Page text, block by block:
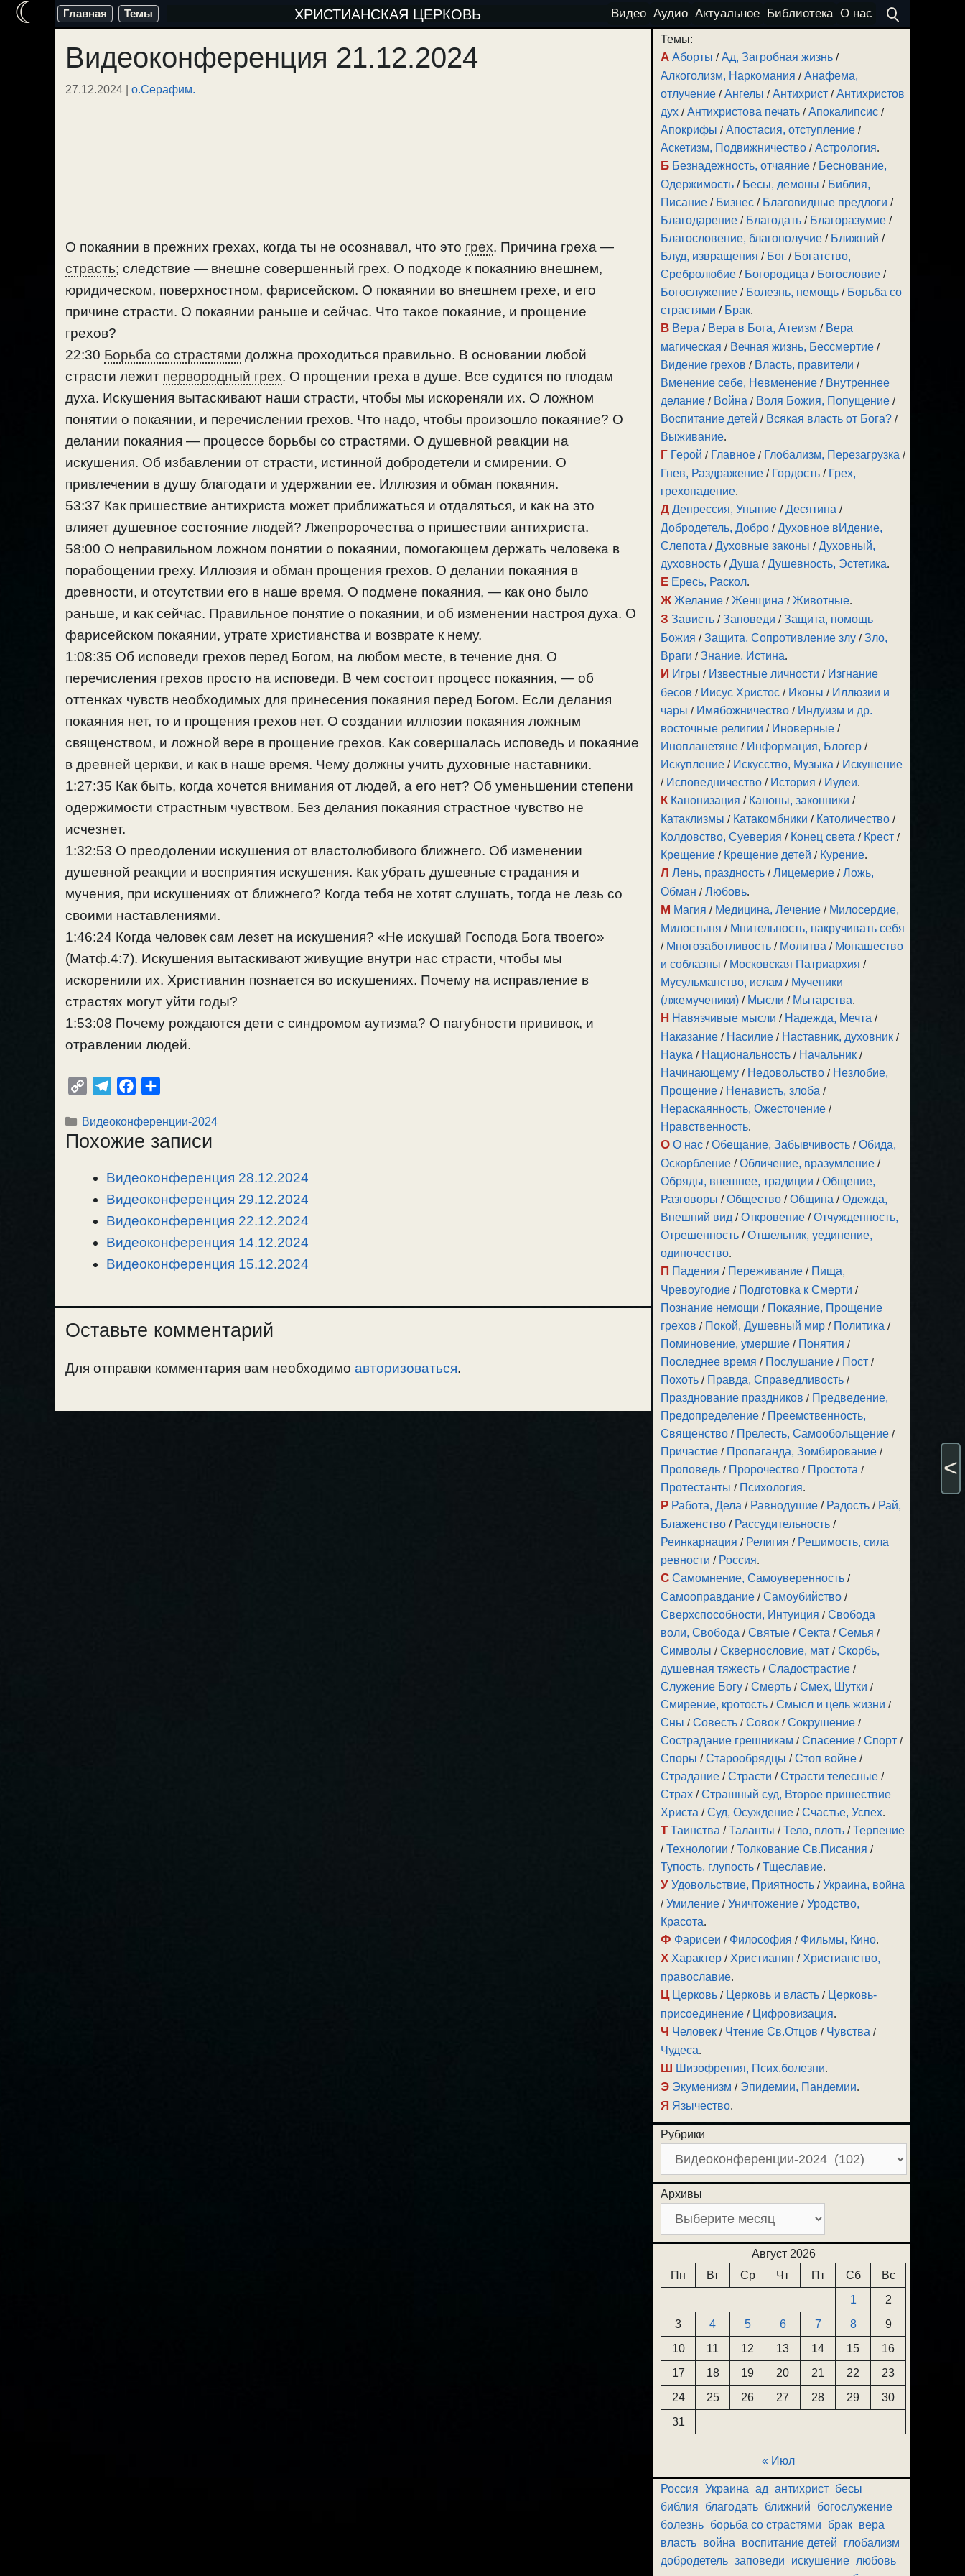
Перейти
содержимому
Главная Темы ХРИСТИАНСКАЯ ЦЕРКОВЬ Видео Аудио Актуальное Библиотека О нас
Видеоконференция 21.12.2024
27.12.2024 | о.Серафим.
О покаянии в прежних грехах, когда ты не осознавал, что это грех. Причина греха —
страсть; следствие — внешне совершенный грех. О подходе к покаянию внешнем,
юридическом, поверхностном, фарисейском. О покаянии во внешнем грехе, и его
причине страсти. О покаянии раньше и сейчас. Что такое покаяние, и прощение
грехов?
22:30 Борьба со страстями должна проходиться правильно. В основании любой
страсти лежит первородный грех. О прощении греха в душе. Все судится по плодам
духа. Искушения вытаскивают наши страсти, чтобы мы искореняли их. О ложном
понятии о покаянии, и перечислении грехов. Что надо, чтобы произошло покаяние? О
делании покаяния — процессе борьбы со страстями. О душевной реакции на
искушения. Об избавлении от страсти, истинной добродетели и смирении. О
привлечении в душу благодати и удержании ее. Иллюзия и обман покаяния.
53:37 Как пришествие антихриста может приближаться и отдаляться, и как на это
влияет душевное состояние людей? Лжепророчества о пришествии антихриста.
58:00 О неправильном ложном понятии о покаянии, помогающем держать человека в
порабощении греху. Иллюзия и обман прощения грехов. О делании покаяния в
древности, и отсутствии его в наше время. О подмене покаяния, — как оно было
раньше, и как сейчас. Правильное понятие о покаянии, и об изменении настроя духа. О
фарисейском покаянии, утрате христианства и возврате к нему.
1:08:35 Об исповеди грехов перед Богом, на любом месте, в течение дня. О
перечисления грехов просто на исповеди. В чем состоит процесс покаяния, — об
оттенках чувств необходимых для принесения покаяния перед Богом. Если делания
покаяния нет, то и прощения грехов нет. О создании иллюзии покаяния ложным
священством, и ложной вере в прощение грехов. Как совершалась исповедь и покаяние
в древней церкви, и как в наше время. Чему должны учить духовные наставники.
1:27:35 Как быть, когда хочется внимания от людей, а его нет? Об уменьшении степени
одержимости страстным чувством. Без делания покаяния страстное чувство не
исчезнет.
1:32:53 О преодолении искушения от властолюбивого ближнего. Об изменении
душевной реакции и восприятия искушения. Как убрать душевные страдания и
мучения, при искушениях от ближнего? Когда тебя не хотят слушать, тогда не лезь со
своими наставлениями.
1:46:24 Когда человек сам лезет на искушения? «Не искушай Господа Бога твоего»
(Матф.4:7). Искушения вытаскивают живущие внутри нас страсти, чтобы мы
искоренили их. Христианин познается во искушениях. Почему на исправление в
страстях могут уйти годы?
1:53:08 Почему рождаются дети с синдромом аутизма? О пагубности прививок, и
отравлении людей.
p
y
l
e
r
a
m
c
e
o
o
k
п
р
в
и
т
Рубрики
Видеоконференции-2024
Похожие записи
Видеоконференция 28.12.2024
Видеоконференция 29.12.2024
Видеоконференция 22.12.2024
Видеоконференция 14.12.2024
Видеоконференция 15.12.2024
Оставьте комментарий
Для отправки комментария вам необходимо авторизоваться.
Темы:
А Аборты /Ад, Загробная жизнь /
Алкоголизм, Наркомания /Анафема,
отлучение /Ангелы /Антихрист /Антихристов
дух /Антихристова печать /Апокалипсис /
Апокрифы /Апостасия, отступление /
Аскетизм, Подвижничество /Астрология.
Б Безнадежность, отчаяние / Беснование,
Одержимость / Бесы, демоны / Библия,
Писание / Бизнес / Благовидные предлоги /
Благодарение / Благодать / Благоразумие /
Благословение, благополучие / Ближний /
Блуд, извращения / Бог / Богатство,
Сребролюбие / Богородица / Богословие /
Богослужение / Болезнь, немощь / Борьба со
страстями / Брак.
В Вера / Вера в Бога, Атеизм / Вера
магическая / Вечная жизнь, Бессмертие /
Видение грехов / Власть, правители /
Вменение себе, Невменение / Внутреннее
делание / Война / Воля Божия, Попущение /
Воспитание детей / Всякая власть от Бога? /
Выживание.
Г Герой / Главное / Глобализм, Перезагрузка /
Гнев, Раздражение / Гордость / Грех,
грехопадение.
Д Депрессия, Уныние /Десятина /
Добродетель, Добро /Духовное вИдение,
Слепота /Духовные законы /Духовный,
духовность /Душа /Душевность, Эстетика.
Е Ересь, Раскол.
Ж Желание /Женщина /Животные.
З Зависть /Заповеди /Защита, помощь
Божия /Защита, Сопротивление злу /Зло,
Враги /Знание, Истина.
И Игры / Известные личности / Изгнание
бесов / Иисус Христос / Иконы / Иллюзии и
чары / Имябожничество / Индуизм и др.
восточные религии / Иноверные /
Инопланетяне / Информация, Блогер /
Искупление / Искусство, Музыка / Искушение
/ Исповедничество / История / Иудеи.
К Канонизация / Каноны, законники /
Катаклизмы / Катакомбники / Католичество /
Колдовство, Суеверия / Конец света / Крест /
Крещение / Крещение детей / Курение.
Л Лень, праздность /Лицемерие /Ложь,
Обман /Любовь.
М Магия / Медицина, Лечение / Милосердие,
Милостыня / Мнительность, накручивать себя
/ Многозаботливость / Молитва / Монашество
и соблазны / Московская Патриархия /
Мусульманство, ислам / Мученики
(лжемученики) / Мысли / Мытарства.
Н Навязчивые мысли / Надежда, Мечта /
Наказание / Насилие / Наставник, духовник /
Наука / Национальность / Начальник /
Начинающему / Недовольство / Незлобие,
Прощение / Ненависть, злоба /
Нераскаянность, Ожесточение /
Нравственность.
О О нас /Обещание, Забывчивость /Обида,
Оскорбление /Обличение, вразумление /
Обряды, внешнее, традиции /Общение,
Разговоры /Общество /Община /Одежда,
Внешний вид /Откровение /Отчужденность,
Отрешенность /Отшельник, уединение,
одиночество.
П Падения / Переживание / Пища,
Чревоугодие / Подготовка к Смерти /
Познание немощи / Покаяние, Прощение
грехов / Покой, Душевный мир / Политика /
Поминовение, умершие / Понятия /
Последнее время / Послушание / Пост /
Похоть / Правда, Справедливость /
Празднование праздников / Предведение,
Предопределение / Преемственность,
Священство / Прелесть, Самообольщение /
Причастие / Пропаганда, Зомбирование /
Проповедь / Пророчество / Простота /
Протестанты / Психология.
Р Работа, Дела / Равнодушие / Радость / Рай,
Блаженство / Рассудительность /
Реинкарнация / Религия / Решимость, сила
ревности / Россия.
С Самомнение, Самоуверенность /
Самооправдание /Самоубийство /
Сверхспособности, Интуиция /Свобода
воли, Свобода /Святые /Секта /Семья /
Символы /Сквернословие, мат /Скорбь,
душевная тяжесть /Сладострастие /
Служение Богу /Смерть /Смех, Шутки /
Смирение, кротость /Смысл и цель жизни /
Сны /Совесть /Совок /Сокрушение /
Сострадание грешникам /Спасение /Спорт /
Споры /Старообрядцы /Стоп войне /
Страдание /Страсти /Страсти телесные /
Страх /Страшный суд, Второе пришествие
Христа /Суд, Осуждение /Счастье, Успех.
Т Таинства /Таланты /Тело, плоть /Терпение
/Технологии /Толкование Св.Писания /
Тупость, глупость /Тщеславие.
У Удовольствие, Приятность /Украина, война
/Умиление /Уничтожение /Уродство,
Красота.
Ф Фарисеи / Философия / Фильмы, Кино.
Х Характер / Христианин / Христианство,
православие.
Ц Церковь / Церковь и власть / Церковь-
присоединение / Цифровизация.
Ч Человек / Чтение Св.Отцов / Чувства /
Чудеса.
Ш Шизофрения, Псих.болезни.
Э Экуменизм / Эпидемии, Пандемии.
Я Язычество.
Рубрики
Архивы
Август 2026
Пн
Вт Ср Чт Пт Сб
Вс
1
2
3
4 5 6 7 8
9
10
11 12 13 14 15
16
17
18 19 20 21 22
23
24
25 26 27 28 29
30
31
« Июл
Россия Украина ад антихрист бесы
библия
благодать ближний
богослужение
болезнь борьба со страстями брак вера
власть война воспитание детей
глобализм
добродетель заповеди искушение любовь
☾
<